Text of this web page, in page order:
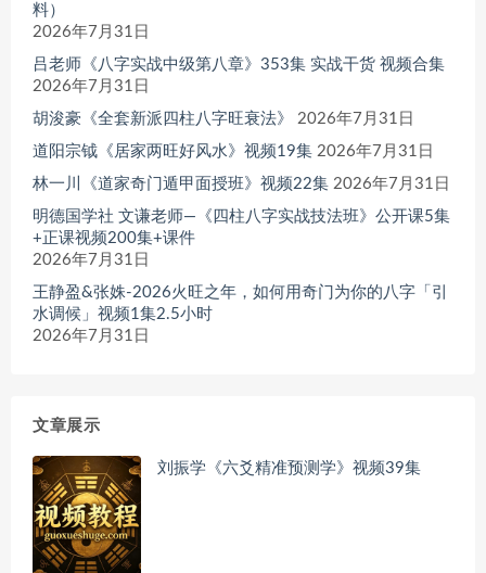
料）
2026年7月31日
吕老师《八字实战中级第八章》353集 实战干货 视频合集
2026年7月31日
胡浚豪《全套新派四柱八字旺衰法》
2026年7月31日
道阳宗钺《居家两旺好风水》视频19集 2026年7月31日
林一川《道家奇门遁甲面授班》视频22集 2026年7月31日
明德国学社 文谦老师—《四柱八字实战技法班》公开课5集
+正课视频200集+课件
2026年7月31日
王静盈&张姝-2026火旺之年，如何用奇门为你的八字「引
水调候」视频1集2.5小时
2026年7月31日
文章展示
刘振学《六爻精准预测学》视频39集